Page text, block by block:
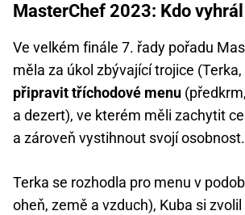
MasterChef 2023: Kdo
Ve velkém finále 7. řady pořadu
měla za úkol zbývající trojice
připravit tříchodové menu
a dezert), ve kterém měli zachytit
a zároveň vystihnout svojí osobnost.
Terka se rozhodla pro menu v
oheň, země a vzduch), Kuba si